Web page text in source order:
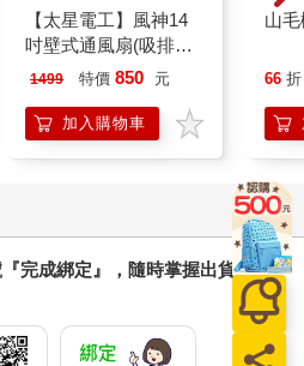
【太星電工】風神14
吋壁式通風扇(吸排風
機)
1499 特價 850 元
加入購物車
山
66 折
完成綁定』，隨時掌握出貨動